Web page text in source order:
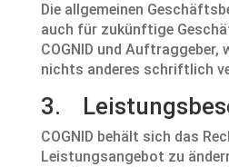
Die allgemeinen
auch für zukünftige
COGNID und Auftraggeber,
nichts anderes schriftlich
3.
COGNID behält sich das
Leistungsangebot zu